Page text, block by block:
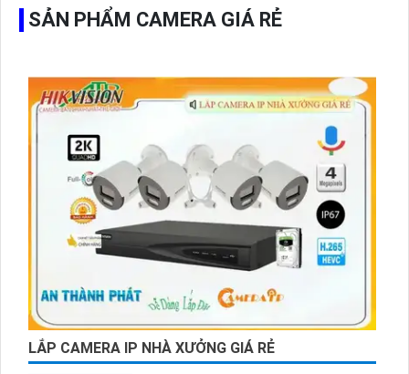
SẢN PHẨM CAMERA GIÁ RẺ
LẮP CAMERA IP NHÀ XƯỞNG GIÁ RẺ